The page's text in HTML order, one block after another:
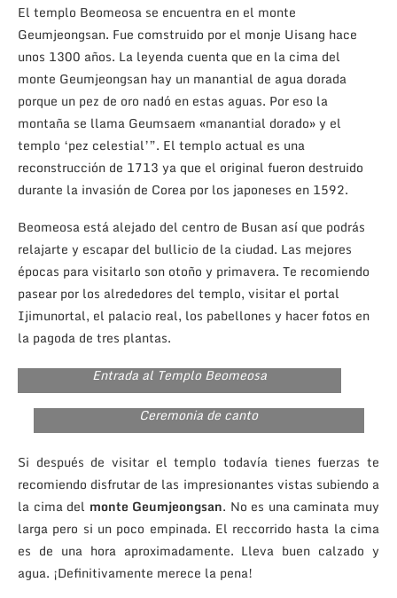
El templo Beomeosa se encuentra en el monte
Geumjeongsan. Fue comstruido por el monje Uisang hace
unos 1300 años. La leyenda cuenta que en la cima del
monte Geumjeongsan hay un manantial de agua dorada
porque un pez de oro nadó en estas aguas. Por eso la
montaña se llama Geumsaem «manantial dorado» y el
templo ‘pez celestial’”. El templo actual es una
reconstrucción de 1713 ya que el original fueron destruido
durante la invasión de Corea por los japoneses en 1592.
Beomeosa está alejado del centro de Busan así que podrás
relajarte y escapar del bullicio de la ciudad. Las mejores
épocas para visitarlo son otoño y primavera. Te recomiendo
pasear por los alrededores del templo, visitar el portal
Ijimunortal, el palacio real, los pabellones y hacer fotos en
la pagoda de tres plantas.
Entrada al Templo Beomeosa
Ceremonia de canto
Si después de visitar el templo todavía tienes fuerzas te
recomiendo disfrutar de las impresionantes vistas subiendo a
la cima del monte Geumjeongsan. No es una caminata muy
larga pero si un poco empinada. El reccorrido hasta la cima
es de una hora aproximadamente. Lleva buen calzado y
agua. ¡Definitivamente merece la pena!